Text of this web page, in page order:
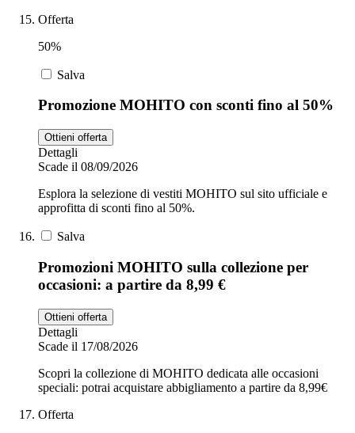
Offerta
50%
Salva
Promozione MOHITO con sconti fino al 50%
Ottieni offerta
Dettagli
Scade il 08/09/2026
Esplora la selezione di vestiti MOHITO sul sito ufficiale e
approfitta di sconti fino al 50%.
Salva
Promozioni MOHITO sulla collezione per
occasioni: a partire da 8,99 €
Ottieni offerta
Dettagli
Scade il 17/08/2026
Scopri la collezione di MOHITO dedicata alle occasioni
speciali: potrai acquistare abbigliamento a partire da 8,99€
Offerta